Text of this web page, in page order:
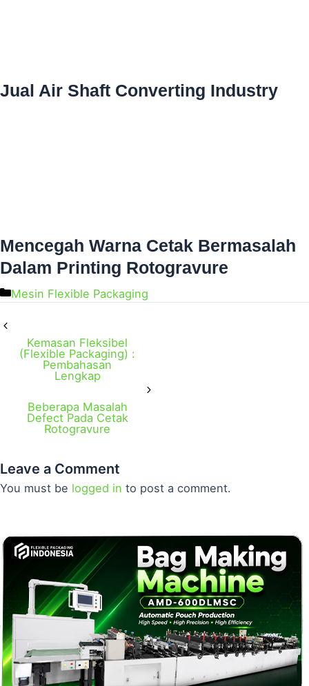
Jual Air Shaft Converting Industry
Mencegah Warna Cetak Bermasalah
Dalam Printing Rotogravure
Mesin Flexible Packaging
Kemasan Fleksibel
(Flexible Packaging) :
Pembahasan
Lengkap
Beberapa Masalah
Defect Pada Cetak
Rotogravure
Leave a Comment
You must be logged in to post a comment.